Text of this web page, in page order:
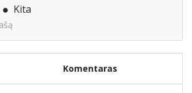
Kita
Komentaras